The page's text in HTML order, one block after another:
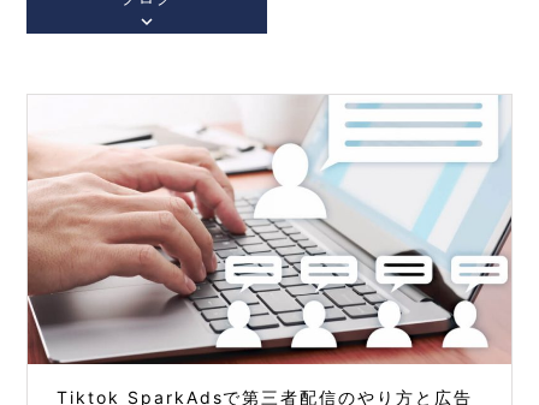
keyboard_arrow_down
Tiktok SparkAdsで第三者配信のやり方と広告